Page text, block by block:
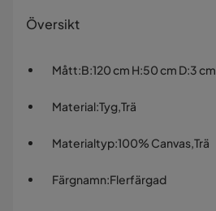
Översikt
Mått:B:120 cm H:50 cm D:3 cm
Material:Tyg,Trä
Materialtyp:100% Canvas,Trä
Färgnamn:Flerfärgad